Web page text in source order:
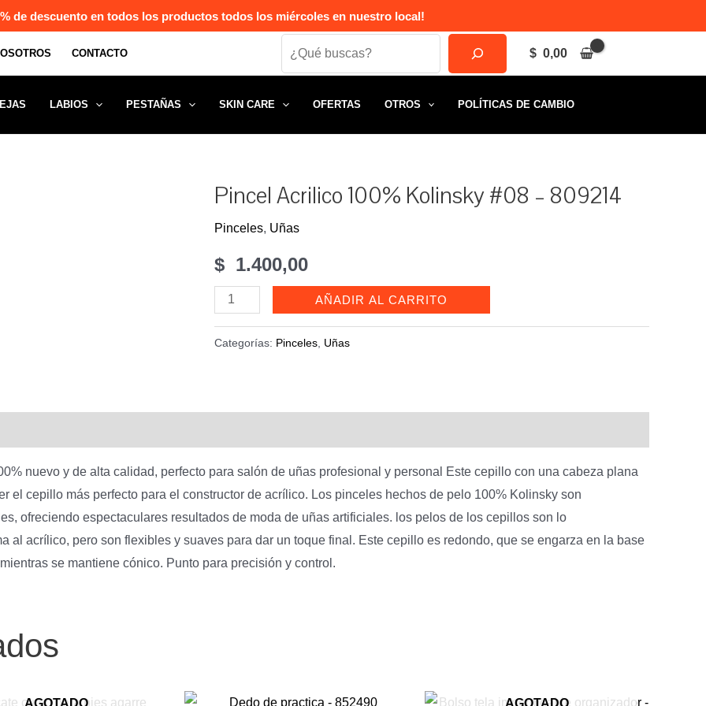
de descuento en todos los productos todos los miércoles en nuestro local!
CONTACTO
Search
$ 0,00
LABIOS PESTAÑAS SKIN CARE OFERTAS OTROS POLÍTICAS DE CAMBIO
Pincel Acrilico 100% Kolinsky #08 – 809214
Pinceles, Uñas
$ 1.400,00
Pincel
100%
-
AÑADIR AL CARRITO
Categorías: Pinceles Uñas
nuevo y de alta calidad, perfecto para salón de uñas profesional y personal Este cepillo con una cabeza plana
el cepillo más perfecto para el constructor de acrílico. Los pinceles hechos de pelo 100% Kolinsky son
ofreciendo espectaculares resultados de moda de uñas artificiales. los pelos de los cepillos son lo
al acrílico, pero son flexibles y suaves para dar un toque final. Este cepillo es redondo, que se engarza en la base
se mantiene cónico. Punto para precisión y control.